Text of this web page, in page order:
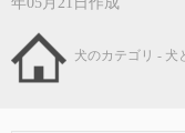
犬のカテゴリ - 犬